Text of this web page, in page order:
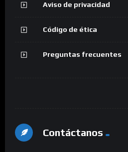
Aviso de privacidad
Código de ética
Preguntas frecuentes
Contáctanos